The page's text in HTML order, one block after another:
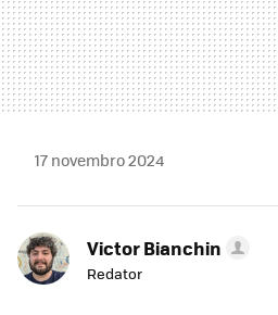
17 novembro 2024
Victor Bianchin
Redator